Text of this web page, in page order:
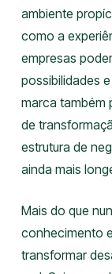
ambiente
como a
empresas
possibilidades
marca também
de
estrutura de
ainda mais
Mais do que
conhecimento
transformar